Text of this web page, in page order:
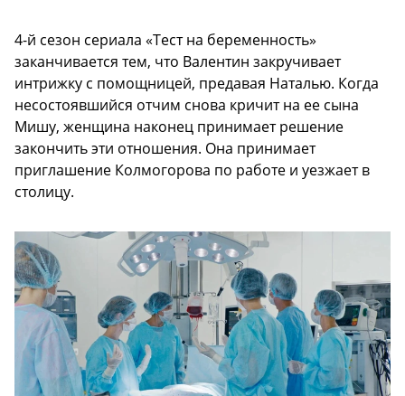
4-й сезон сериала «Тест на беременность»
заканчивается тем, что Валентин закручивает
интрижку с помощницей, предавая Наталью. Когда
несостоявшийся отчим снова кричит на ее сына
Мишу, женщина наконец принимает решение
закончить эти отношения. Она принимает
приглашение Колмогорова по работе и уезжает в
столицу.